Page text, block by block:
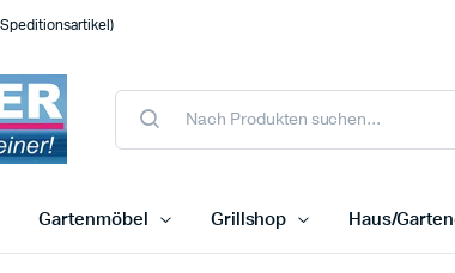
Gartenmöbel Grillshop Haus/